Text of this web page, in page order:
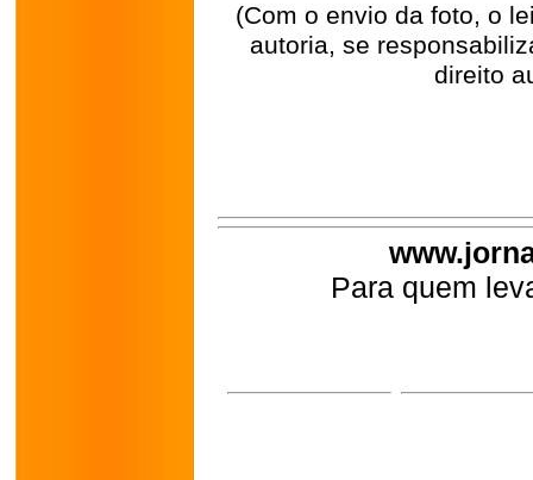
(Com o envio da foto, o
autoria, se
direito
Para quem